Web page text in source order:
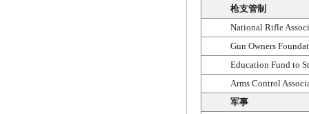
枪支管制
National Rifle
Gun Owners
Education Fund to
Arms Control
军事